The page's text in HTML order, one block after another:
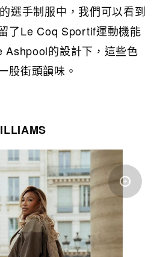
選手制服中，我們可以看到
了Le Coq Sportif運動機能
Ashpool的設計下，這些色
股街頭韻味。